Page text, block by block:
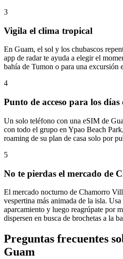
3
Vigila el clima tropical
En Guam, el sol y los chubascos
app de radar te ayuda a elegir el
bahía de Tumon o para una excursión
4
Punto de acceso para los días
Un solo teléfono con una eSIM de
con todo el grupo en Ypao Beach
roaming de su plan de casa solo por
5
No te pierdas el mercado de
El mercado nocturno de Chamorro
vespertina más animada de la isla.
aparcamiento y luego reagrúpate por
dispersen en busca de brochetas a la
Preguntas frecuentes
Guam